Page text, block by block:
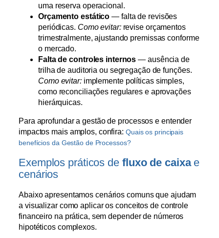
uma reserva operacional.
Orçamento estático — falta de revisões
periódicas. Como evitar:revise orçamentos
trimestralmente, ajustando premissas conforme
o mercado.
Falta de controles internos — ausência de
trilha de auditoria ou segregação de funções.
Como evitar:implemente políticas simples,
como reconciliações regulares e aprovações
hierárquicas.
Para aprofundar a gestão de processos e entender
impactos mais amplos, confira: Quais os principais
benefícios da Gestão de Processos?
Exemplos práticos de fluxo de caixae
cenários
Abaixo apresentamos cenários comuns que ajudam
a visualizar como aplicar os conceitos de controle
financeiro na prática, sem depender de números
hipotéticos complexos.